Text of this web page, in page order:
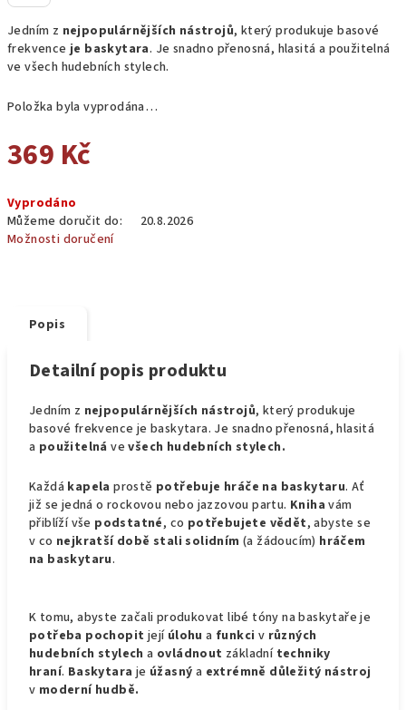
Jedním z nejpopulárnějších nástrojů, který produkuje basové
frekvenceje baskytara. Je snadno přenosná, hlasitá a použitelná
ve všech hudebních stylech.
Položka byla vyprodána…
369 Kč
cena:
Vyprodáno
Můžeme doručit do:
20.8.2026
Možnosti doručení
Popis
Detailní popis produktu
Jedním z nejpopulárnějších nástrojů, který produkuje
basové frekvence je baskytara. Je snadno přenosná, hlasitá
a použitelná vevšech hudebních stylech.
Každá kapela prostě potřebuje hráče na baskytaru. Ať
již se jedná o rockovou nebo jazzovou partu. Kniha vám
přiblíží vše podstatné, co potřebujete vědět, abyste se
v co nejkratší době stali solidním (a žádoucím) hráčem
na baskytaru.
K tomu, abyste začali produkovat libé tóny na baskytaře je
potřeba pochopit její úlohu a funkci v různých
hudebních stylech a ovládnout základní techniky
hraní. Baskytara je úžasný a extrémně důležitý nástroj
v moderní hudbě.